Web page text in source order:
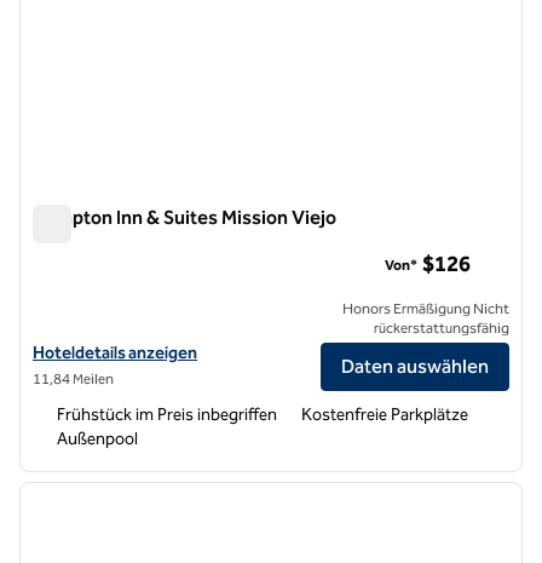
Hampton Inn & Suites Mission Viejo
Hoteldetails für Hampton Inn & Suites Mission Viejo anzeigen
Hoteldetails anzeigen
11,84 Meilen
Von* $126
Honors Ermäßigung Nicht
rückerstattungsfähig
Daten auswählen
Frühstück im Preis inbegriffen
Kostenfreie Parkplätze
Außenpool
1 von 11